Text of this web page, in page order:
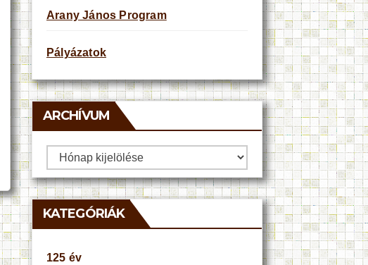
Arany János Program
Pályázatok
ARCHÍVUM
Archívum
KATEGÓRIÁK
125 év